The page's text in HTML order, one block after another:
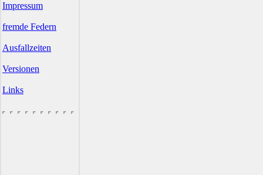
Impressum
fremde Federn
Ausfallzeiten
Versionen
Links